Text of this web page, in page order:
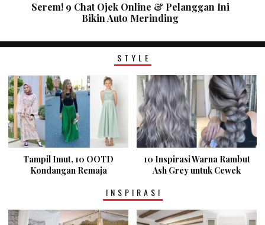
Serem! 9 Chat Ojek Online & Pelanggan Ini
Bikin Auto Merinding
STYLE
Tampil Imut, 10 OOTD
Kondangan Remaja
10 Inspirasi Warna Rambut
Ash Grey untuk Cewek
INSPIRASI